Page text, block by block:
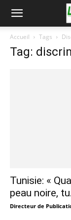
Accueil Tags
Tag:
Tunisie: «
peau noire,
Directeur de